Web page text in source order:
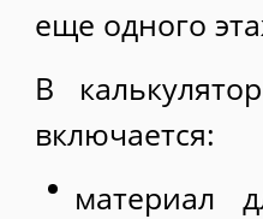
еще одного
В
включается:
материал